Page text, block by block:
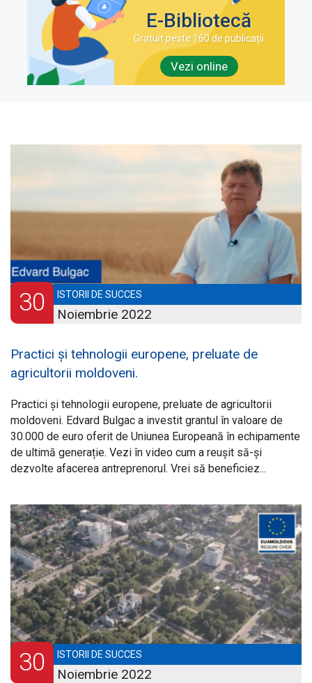
E-Bibliotecă
Gratuit peste 160 de publicații
Vezi online
30 ISTORII DE SUCCES
Noiembrie 2022
Practici și tehnologii europene, preluate de
agricultorii moldoveni.
Practici și tehnologii europene, preluate de agricultorii
moldoveni. Edvard Bulgac a investit grantul în valoare de
30.000 de euro oferit de Uniunea Europeană în echipamente
de ultimă generație. Vezi în video cum a reușit să-și
dezvolte afacerea antreprenorul. Vrei să beneficiez...
30 ISTORII DE SUCCES
Noiembrie 2022